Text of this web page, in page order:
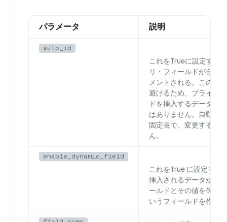
パラメータ 説明
auto_id
これをTrueに設定する
リ・フィールドが自動
メントされる。この場
避けるため、プライマ
ドを挿入するデータに
はありません。自動生
固定長で、変更するこ
ん。
enable_dynamic_field
これをTrue に設定する
挿入されるデータから
ールドとその値を保存
いうフィールドを作成